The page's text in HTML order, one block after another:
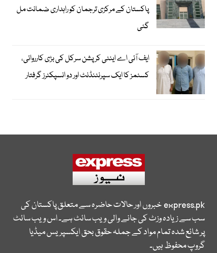
پاکستان کے مرکزی ترجمان کو راہداری ضمانت مل
گئی
ایف آئی اے اینٹی کرپشن سرکل کی بڑی کارروائی،
کسٹمز کا ایک سپرنٹنڈنٹ اور دو انسپکٹرز گرفتار
express.pkخبروں اور حالات حاضرہ سے متعلق پاکستان کی
سب سے زیادہ وزٹ کی جانے والی ویب سائٹ ہے۔ اس ویب سائٹ
پر شائع شدہ تمام مواد کے جملہ حقوق بحق ایکسپریس میڈیا
گروپ محفوظ ہیں۔